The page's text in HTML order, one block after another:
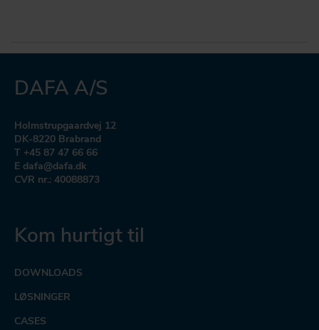
DAFA A/S
Holmstrupgaardvej 12
DK-8220 Brabrand
T +45 87 47 66 66
E dafa@dafa.dk
CVR nr.: 40088873
Kom hurtigt til
DOWNLOADS
LØSNINGER
CASES